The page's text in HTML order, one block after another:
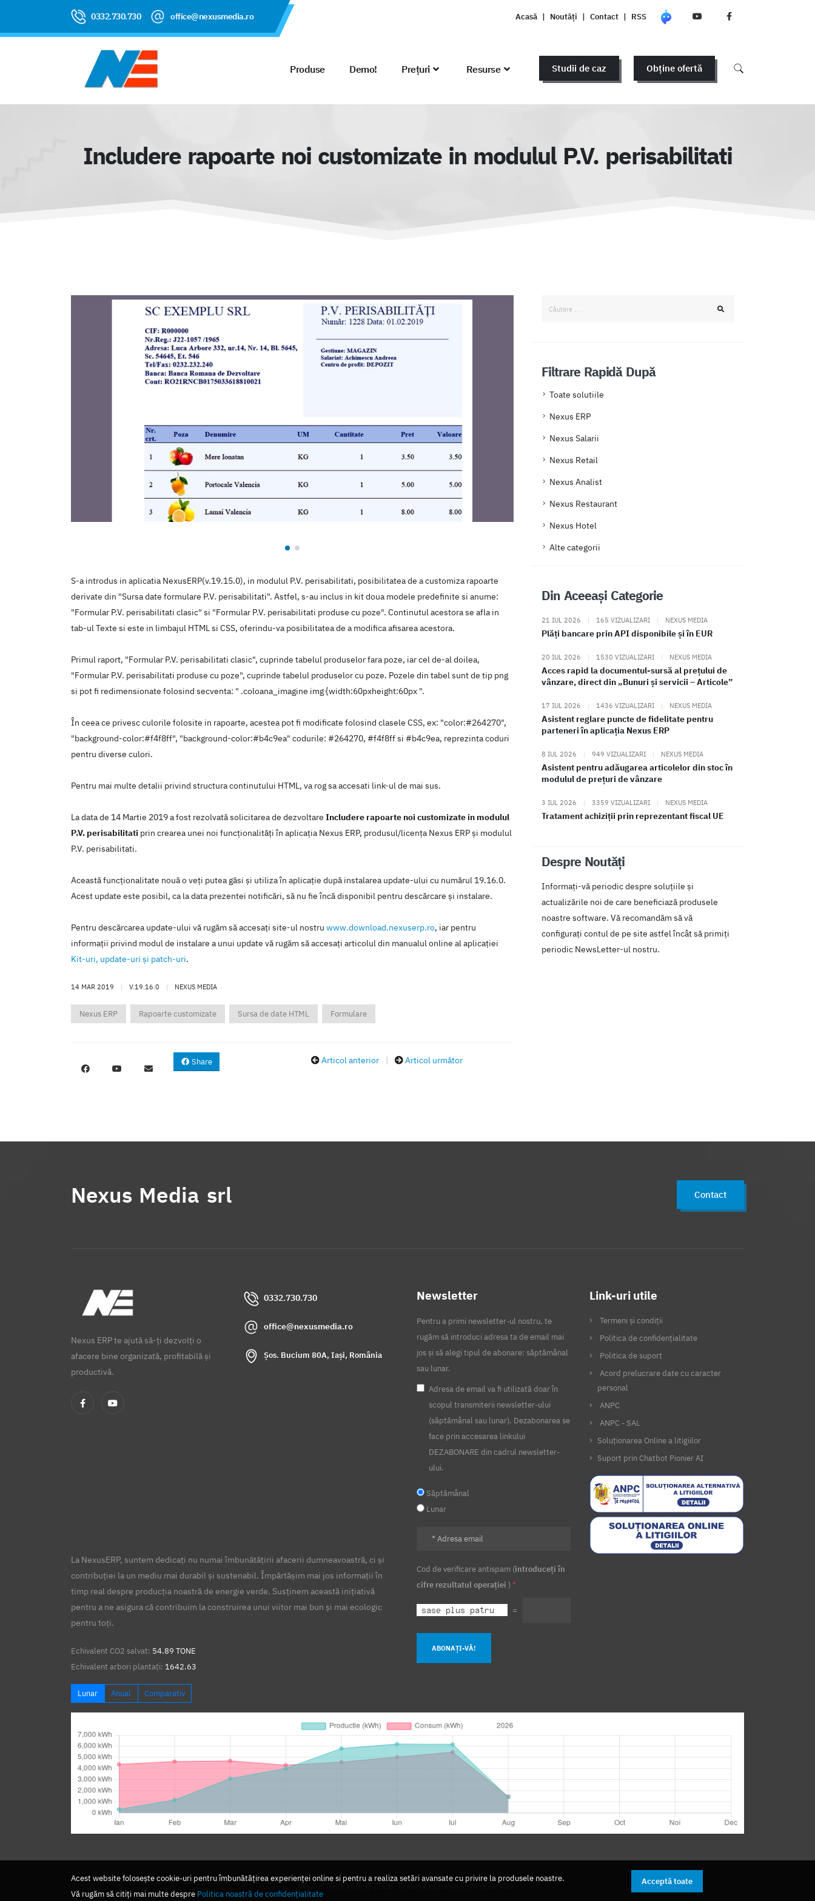
Acest website folosește cookie-uri pentru îmbunătățirea experienței online si pentru a realiza setări avansate cu privire la produsele noastre.
Vă rugăm să citiți mai multe despre Politica noastră de confidențialitate
Acceptă toate
0332.730.730 office@nexusmedia.ro Acasă | Noutăți | Contact | RSS
Produse Demo! Prețuri Resurse Studii de caz Obține ofertă
Includere rapoarte noi customizate in modulul P.V. perisabilitati
S-a introdus in aplicatia NexusERP(v.19.15.0), in modulul P.V. perisabilitati, posibilitatea de a customiza rapoarte
derivate din "Sursa date formulare P.V. perisabilitati". Astfel, s-au inclus in kit doua modele predefinite si anume:
"Formular P.V. perisabilitati clasic" si "Formular P.V. perisabilitati produse cu poze". Continutul acestora se afla in
tab-ul Texte si este in limbajul HTML si CSS, oferindu-va posibilitatea de a modifica afisarea acestora.
Primul raport, "Formular P.V. perisabilitati clasic", cuprinde tabelul produselor fara poze, iar cel de-al doilea,
"Formular P.V. perisabilitati produse cu poze", cuprinde tabelul produselor cu poze. Pozele din tabel sunt de tip png
si pot fi redimensionate folosind secventa: " .coloana_imagine img {width:60pxheight:60px ".
În ceea ce privesc culorile folosite in rapoarte, acestea pot fi modificate folosind clasele CSS, ex: "color:#264270",
"background-color:#f4f8ff", "background-color:#b4c9ea" codurile: #264270, #f4f8ff si #b4c9ea, reprezinta coduri
pentru diverse culori.
Pentru mai multe detalii privind structura continutului HTML, va rog sa accesati link-ul de mai sus.
La data de 14 Martie 2019 a fost rezolvată solicitarea de dezvoltare Includere rapoarte noi customizate in modulul
P.V. perisabilitati prin crearea unei noi funcţionalităţi în aplicaţia Nexus ERP, produsul/licenţa Nexus ERP şi modulul
P.V. perisabilitati.
Această funcţionalitate nouă o veţi putea găsi şi utiliza în aplicaţie după instalarea update-ului cu numărul 19.16.0.
Acest update este posibil, ca la data prezentei notificări, să nu fie încă disponibil pentru descărcare şi instalare.
Pentru descărcarea update-ului vă rugăm să accesaţi site-ul nostru www.download.nexuserp.ro, iar pentru
informaţii privind modul de instalare a unui update vă rugăm să accesaţi articolul din manualul online al aplicaţiei
Kit-uri, update-uri şi patch-uri.
14 MAR 2019 | V.19.16.0 | NEXUS MEDIA
Nexus ERP Rapoarte customizate Sursa de date HTML Formulare
Share Articol anterior | Articol următor
Filtrare Rapidă După
Toate solutiile
Nexus ERP
Nexus Salarii
Nexus Retail
Nexus Analist
Nexus Restaurant
Nexus Hotel
Alte categorii
Din Aceeași Categorie
21 IUL 2026 | 165 VIZUALIZARI | NEXUS MEDIA
Plăți bancare prin API disponibile și în EUR
20 IUL 2026 | 1530 VIZUALIZARI | NEXUS MEDIA
Acces rapid la documentul-sursă al prețului de
vânzare, direct din „Bunuri și servicii – Articole”
17 IUL 2026 | 1436 VIZUALIZARI | NEXUS MEDIA
Asistent reglare puncte de fidelitate pentru
parteneri în aplicația Nexus ERP
8 IUL 2026 | 949 VIZUALIZARI | NEXUS MEDIA
Asistent pentru adăugarea articolelor din stoc în
modulul de prețuri de vânzare
3 IUL 2026 | 3359 VIZUALIZARI | NEXUS MEDIA
Tratament achiziții prin reprezentant fiscal UE
Despre Noutăți
Informați-vă periodic despre soluțiile și
actualizările noi de care beneficiază produsele
noastre software. Vă recomandăm să vă
configurați contul de pe site astfel încât să primiți
periodic NewsLetter-ul nostru.
Nexus Media srl Contact
Nexus ERP te ajută să-ți dezvolți o
afacere bine organizată, profitabilă și
productivă.
0332.730.730
office@nexusmedia.ro
Șos. Bucium 80A, Iași, România
Newsletter
Pentru a primi newsletter-ul nostru, te
rugăm să introduci adresa ta de email mai
jos și să alegi tipul de abonare: săptămânal
sau lunar.
Adresa de email va fi utilizată doar în
scopul transmiterii newsletter-ului
(săptămânal sau lunar). Dezabonarea se
face prin accesarea linkului
DEZABONARE din cadrul newsletter-
ului.
Săptămânal
Lunar
Cod de verificare antispam (introduceți în
cifre rezultatul operației ) *
=
ABONAȚI-VĂ!
Link-uri utile
Termeni și condiții
Politica de confidențialitate
Politica de suport
Acord prelucrare date cu caracter
personal
ANPC
ANPC - SAL
Soluționarea Online a litigiilor
Suport prin Chatbot Pionier AI
La NexusERP, suntem dedicați nu numai îmbunătățirii afacerii dumneavoastră, ci și
contribuției la un mediu mai durabil și sustenabil. Împărtășim mai jos informații în
timp real despre producția noastră de energie verde. Susținem această inițiativă
pentru a ne asigura că contribuim la construirea unui viitor mai bun și mai ecologic
pentru toți.
Echivalent CO2 salvat: 54.89 TONE
Echivalent arbori plantați: 1642.63
Lunar Anual Comparativ
Nexus Media srl. © 2026. Toate drepturile sunt rezervate